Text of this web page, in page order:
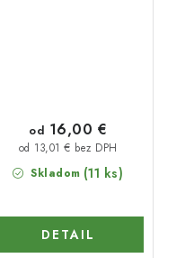
Skladom (11 ks)
od 13,01 € bez DPH
od 16,00 €
DETAIL